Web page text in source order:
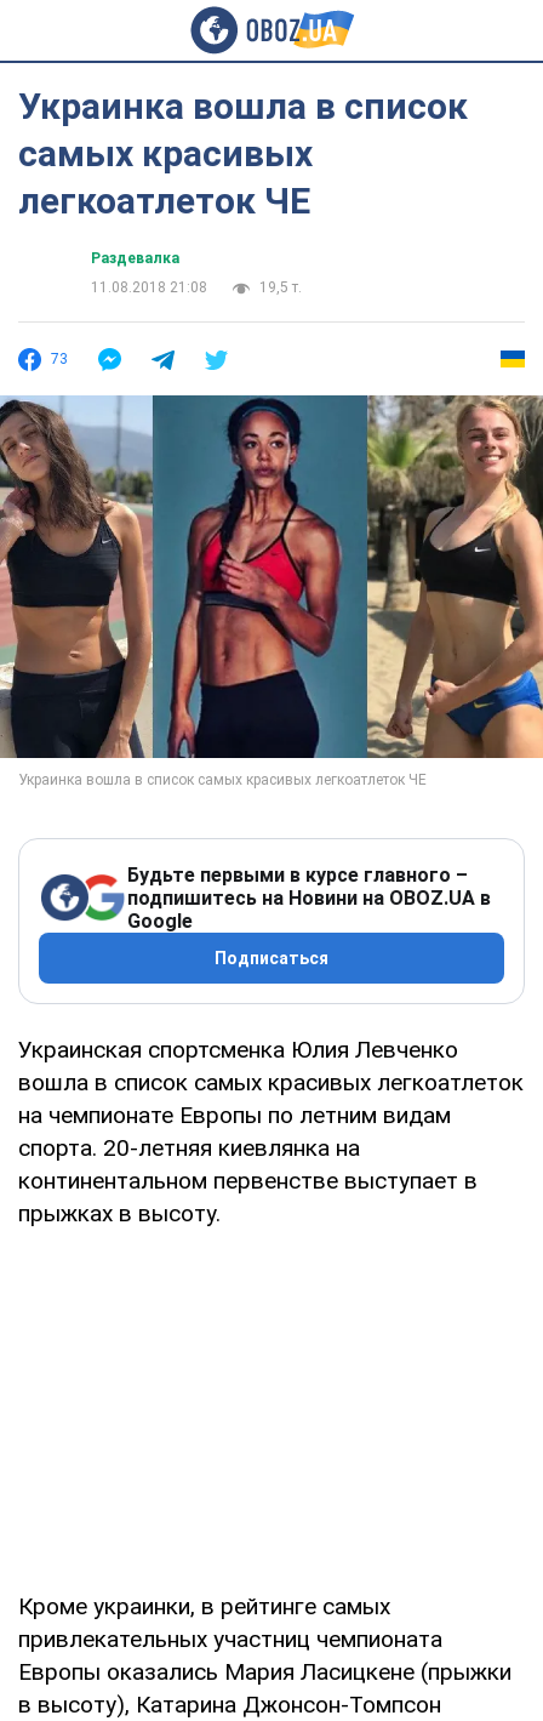
Украинка вошла в список
самых красивых
легкоатлеток ЧЕ
Раздевалка
11.08.2018 21:08
19,5 т.
73
Будьте первыми в курсе главного –
подпишитесь на Новини на OBOZ.UA в
Google
Подписаться
Украинская спортсменка Юлия Левченко
вошла в список самых красивых легкоатлеток
на чемпионате Европы по летним видам
спорта. 20-летняя киевлянка на
континентальном первенстве выступает в
прыжках в высоту.
Кроме украинки, в рейтинге самых
привлекательных участниц чемпионата
Европы оказались Мария Ласицкене (прыжки
в высоту), Катарина Джонсон-Томпсон